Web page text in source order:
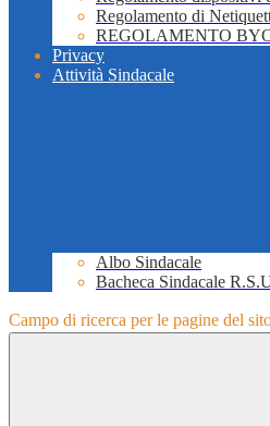
Regolamento di
REGOLAMENTO
Privacy
Attività Sindacale
Albo Sindacale
Bacheca Sindacale
Campo di ricerca per le pagine del